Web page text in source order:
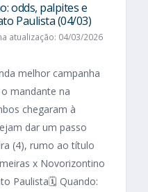
odds, palpites e
Paulista (04/03)
atualização: 04/03/2026
melhor campanha
mandante na
chegaram à
dar um passo
(4), rumo ao título
x Novorizontino
Paulista🗓️ Quando: